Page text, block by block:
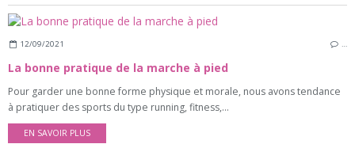
12/09/2021 …
La bonne pratique de la marche à pied
Pour garder une bonne forme physique et morale, nous avons tendance
à pratiquer des sports du type running, fitness,...
EN SAVOIR PLUS